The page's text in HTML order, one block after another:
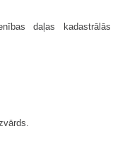
daļas kadastrālās